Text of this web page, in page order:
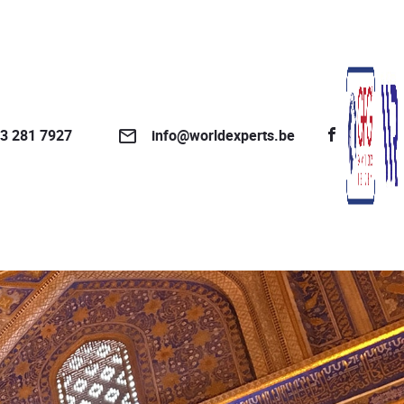
281 7927 info@worldexperts.be